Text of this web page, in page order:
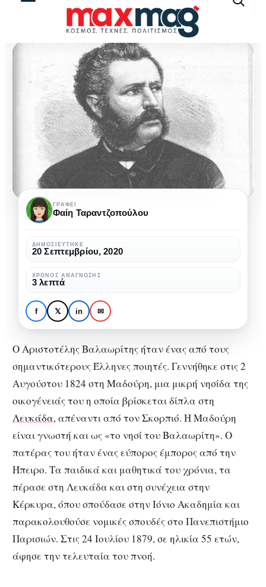
ΒΙΒΛΊΟ ΠΟΊΗΣΗ & ΠΟΙΗΤΈΣ
Αριστοτέλης
Βαλαωρίτης: το
ποιητικό του έργο
Αριστοτέλης
Βαλαωρίτης:
ποιητικό
του
έργο
ΓΡΆΦΕΙ
Φαίη Ταραντζοπούλου
ΔΗΜΟΣΙΕΎΤΗΚΕ
20 Σεπτεμβρίου, 2020
ΧΡΌΝΟΣ ΑΝΆΓΝΩΣΗΣ
3 λεπτά
f 𝕏 in ✉
Ο Αριστοτέλης Βαλαωρίτης ήταν ένας από τους
σημαντικότερους Έλληνες ποιητές. Γεννήθηκε στις 2
Αυγούστου 1824 στη Μαδούρη, μια μικρή νησίδα της
οικογένειάς του η οποία βρίσκεται δίπλα στη
Λευκάδα, απέναντι από τον Σκορπιό. Η Μαδούρη
είναι γνωστή και ως «το νησί του Βαλαωρίτη». Ο
πατέρας του ήταν ένας εύπορος έμπορος από την
Ήπειρο. Τα παιδικά και μαθητικά του χρόνια, τα
πέρασε στη Λευκάδα και στη συνέχεια στην
Κέρκυρα, όπου σπούδασε στην Ιόνιο Ακαδημία και
παρακολουθούσε νομικές σπουδές στο Πανεπιστήμιο
Παρισιών. Στις 24 Ιουλίου 1879, σε ηλικία 55 ετών,
άφησε την τελευταία του πνοή.